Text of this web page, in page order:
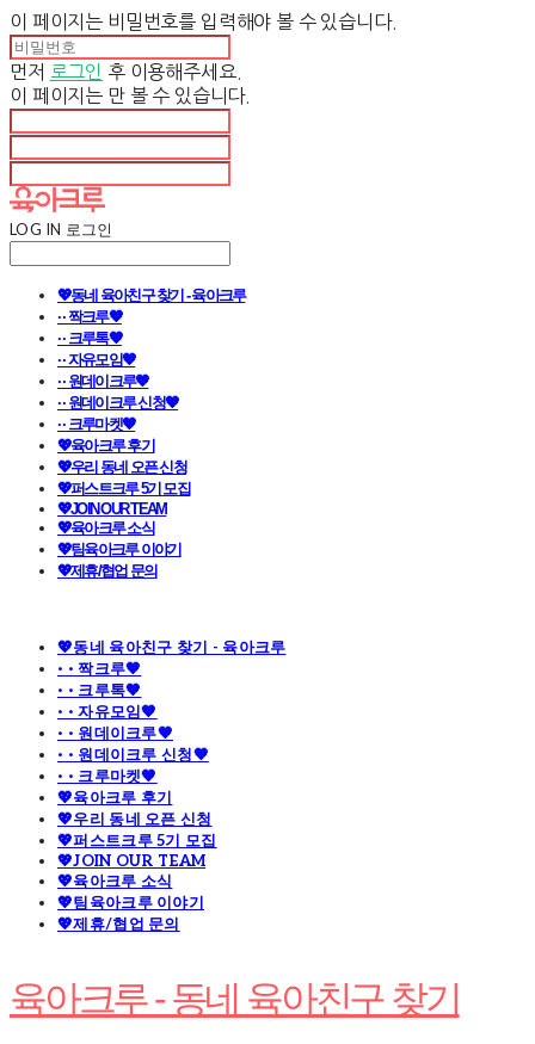
이 페이지는 비밀번호를 입력해야 볼 수 있습니다.
먼저 로그인 후 이용해주세요.
이 페이지는 만 볼 수 있습니다.
LOG IN 로그인
💖동네 육아친구 찾기 - 육아크루
· · 짝크루🧡
· · 크루톡🧡
· · 자유모임🧡
· · 원데이크루🧡
· · 원데이크루 신청🧡
· · 크루마켓🧡
💖육아크루 후기
💖우리 동네 오픈 신청
💖퍼스트크루 5기 모집
💖JOIN OUR TEAM
💖육아크루 소식
💖팀육아크루 이야기
💖제휴/협업 문의
💖동네 육아친구 찾기 - 육아크루
· · 짝크루🧡
· · 크루톡🧡
· · 자유모임🧡
· · 원데이크루🧡
· · 원데이크루 신청🧡
· · 크루마켓🧡
💖육아크루 후기
💖우리 동네 오픈 신청
💖퍼스트크루 5기 모집
💖JOIN OUR TEAM
💖육아크루 소식
💖팀육아크루 이야기
💖제휴/협업 문의
육아크루 - 동네 육아친구 찾기